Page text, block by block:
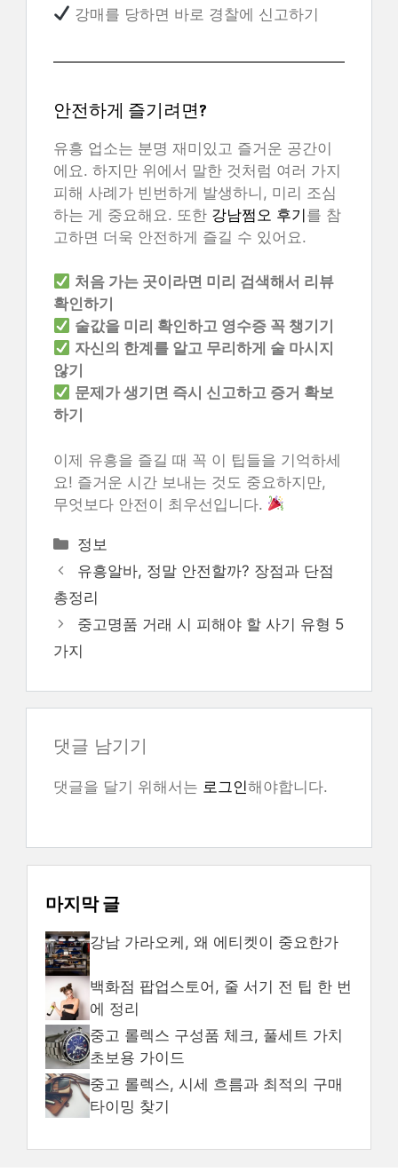
강매를 당하면 바로 경찰에 신고하기
안전하게 즐기려면?
유흥 업소는 분명 재미있고 즐거운 공간이
에요. 하지만 위에서 말한 것처럼 여러 가지
피해 사례가 빈번하게 발생하니, 미리 조심
하는 게 중요해요. 또한 강남쩜오 후기를 참
고하면 더욱 안전하게 즐길 수 있어요.
처음 가는 곳이라면 미리 검색해서 리뷰
확인하기
술값을 미리 확인하고 영수증 꼭 챙기기
자신의 한계를 알고 무리하게 술 마시지
않기
문제가 생기면 즉시 신고하고 증거 확보
하기
이제 유흥을 즐길 때 꼭 이 팁들을 기억하세
요! 즐거운 시간 보내는 것도 중요하지만,
무엇보다 안전이 최우선입니다.
카
테
고
리
정보
유흥알바, 정말 안전할까? 장점과 단점
총정리
중고명품 거래 시 피해야 할 사기 유형 5
가지
댓글 남기기
댓글을 달기 위해서는 로그인해야합니다.
마지막 글
강남 가라오케, 왜 에티켓이 중요한가
백화점 팝업스토어, 줄 서기 전 팁 한 번
에 정리
중고 롤렉스 구성품 체크, 풀세트 가치
초보용 가이드
중고 롤렉스, 시세 흐름과 최적의 구매
타이밍 찾기